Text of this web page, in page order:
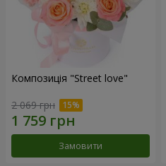
Композиція "Street love"
2 069 грн
Замовити